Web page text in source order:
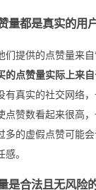
量都是真实的用
提供的点赞量来自
的点赞量实际上来
有真实的社交网络
点赞数看起来很高
的虚假点赞可能会
。
是合法且无风险